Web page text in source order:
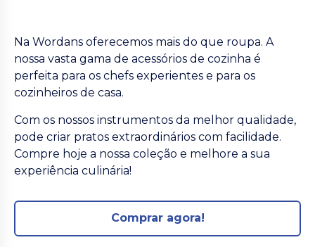
Na Wordans oferecemos mais do que roupa. A
nossa vasta gama de acessórios de cozinha é
perfeita para os chefs experientes e para os
cozinheiros de casa.
Com os nossos instrumentos da melhor qualidade,
pode criar pratos extraordinários com facilidade.
Compre hoje a nossa coleção e melhore a sua
experiência culinária!
Comprar agora!